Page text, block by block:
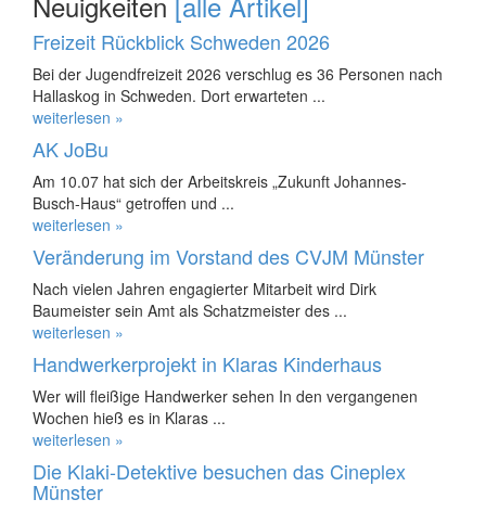
Freizeit Rückblick Schweden 2026
Bei der Jugendfreizeit 2026 verschlug es 36 Personen nach
Hallaskog in Schweden. Dort erwarteten ...
weiterlesen »
AK JoBu
Am 10.07 hat sich der Arbeitskreis „Zukunft Johannes-
Busch-Haus“ getroffen und ...
weiterlesen »
Veränderung im Vorstand des CVJM Münster
Nach vielen Jahren engagierter Mitarbeit wird Dirk
Baumeister sein Amt als Schatzmeister des ...
weiterlesen »
Handwerkerprojekt in Klaras Kinderhaus
Wer will fleißige Handwerker sehen In den vergangenen
Wochen hieß es in Klaras ...
weiterlesen »
Die Klaki-Detektive besuchen das Cineplex
Münster